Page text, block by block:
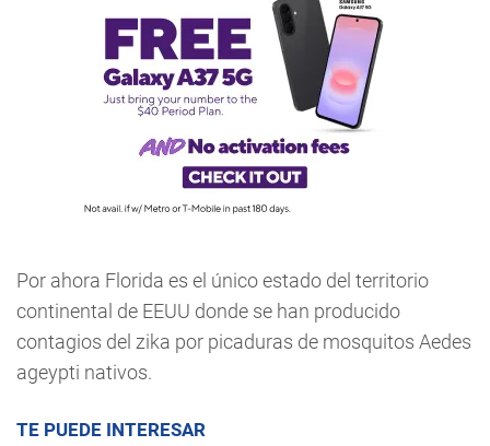
Por ahora Florida es el único estado del territorio
continental de EEUU donde se han producido
contagios del zika por picaduras de mosquitos Aedes
ageypti nativos.
TE PUEDE INTERESAR